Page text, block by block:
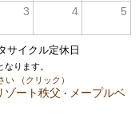
3 4 5
サイクル定休日
ります。
い （クリック）
ゾート秩父 ・ メープルベ